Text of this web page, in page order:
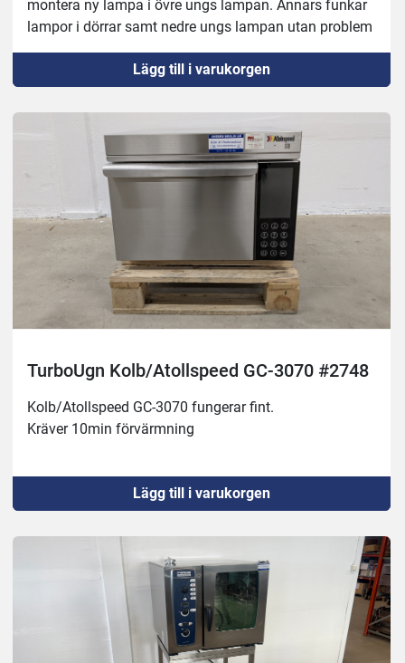
montera ny lampa i övre ungs lampan. Annars funkar
lampor i dörrar samt nedre ungs lampan utan problem
Lägg till i varukorgen
TurboUgn Kolb/Atollspeed GC-3070 #2748
Kolb/Atollspeed GC-3070 fungerar fint.
Kräver 10min förvärmning
Lägg till i varukorgen